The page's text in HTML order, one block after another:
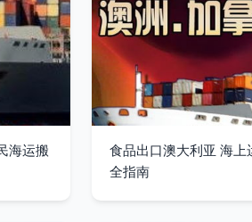
海运搬
食品出口澳大利亚 海
全指南